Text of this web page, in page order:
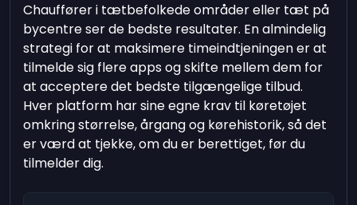
Chauffører i tætbefolkede områder eller tæt på
bycentre ser de bedste resultater. En almindelig
strategi for at maksimere timeindtjeningen er at
tilmelde sig flere apps og skifte mellem dem for
at acceptere det bedste tilgængelige tilbud.
Hver platform har sine egne krav til køretøjet
omkring størrelse, årgang og kørehistorik, så det
er værd at tjekke, om du er berettiget, før du
tilmelder dig.